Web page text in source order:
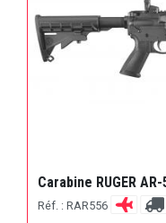
Carabine RUGER
Réf. : RAR556